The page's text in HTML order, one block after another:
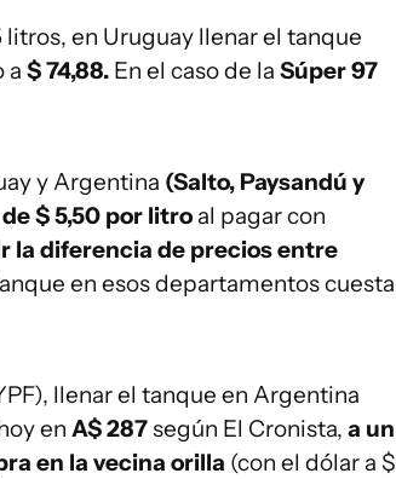
en Uruguay llenar el tanque
a $ 74,88. En el caso de la Súper 97
y Argentina (Salto, Paysandú y
$ 5,50 por litro al pagar con
la diferencia de precios entre
en esos departamentos cuesta
llenar el tanque en Argentina
en A$ 287según El Cronista, a un
en la vecina orilla (con el dólar a $